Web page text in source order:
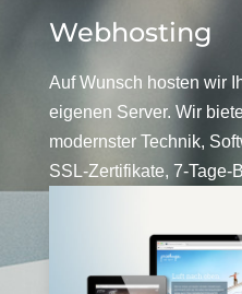
Webhosting
Auf Wunsch hosten wir
eigenen Server. Wir
modernster Technik,
SSL-Zertifikate, 7-Tage-